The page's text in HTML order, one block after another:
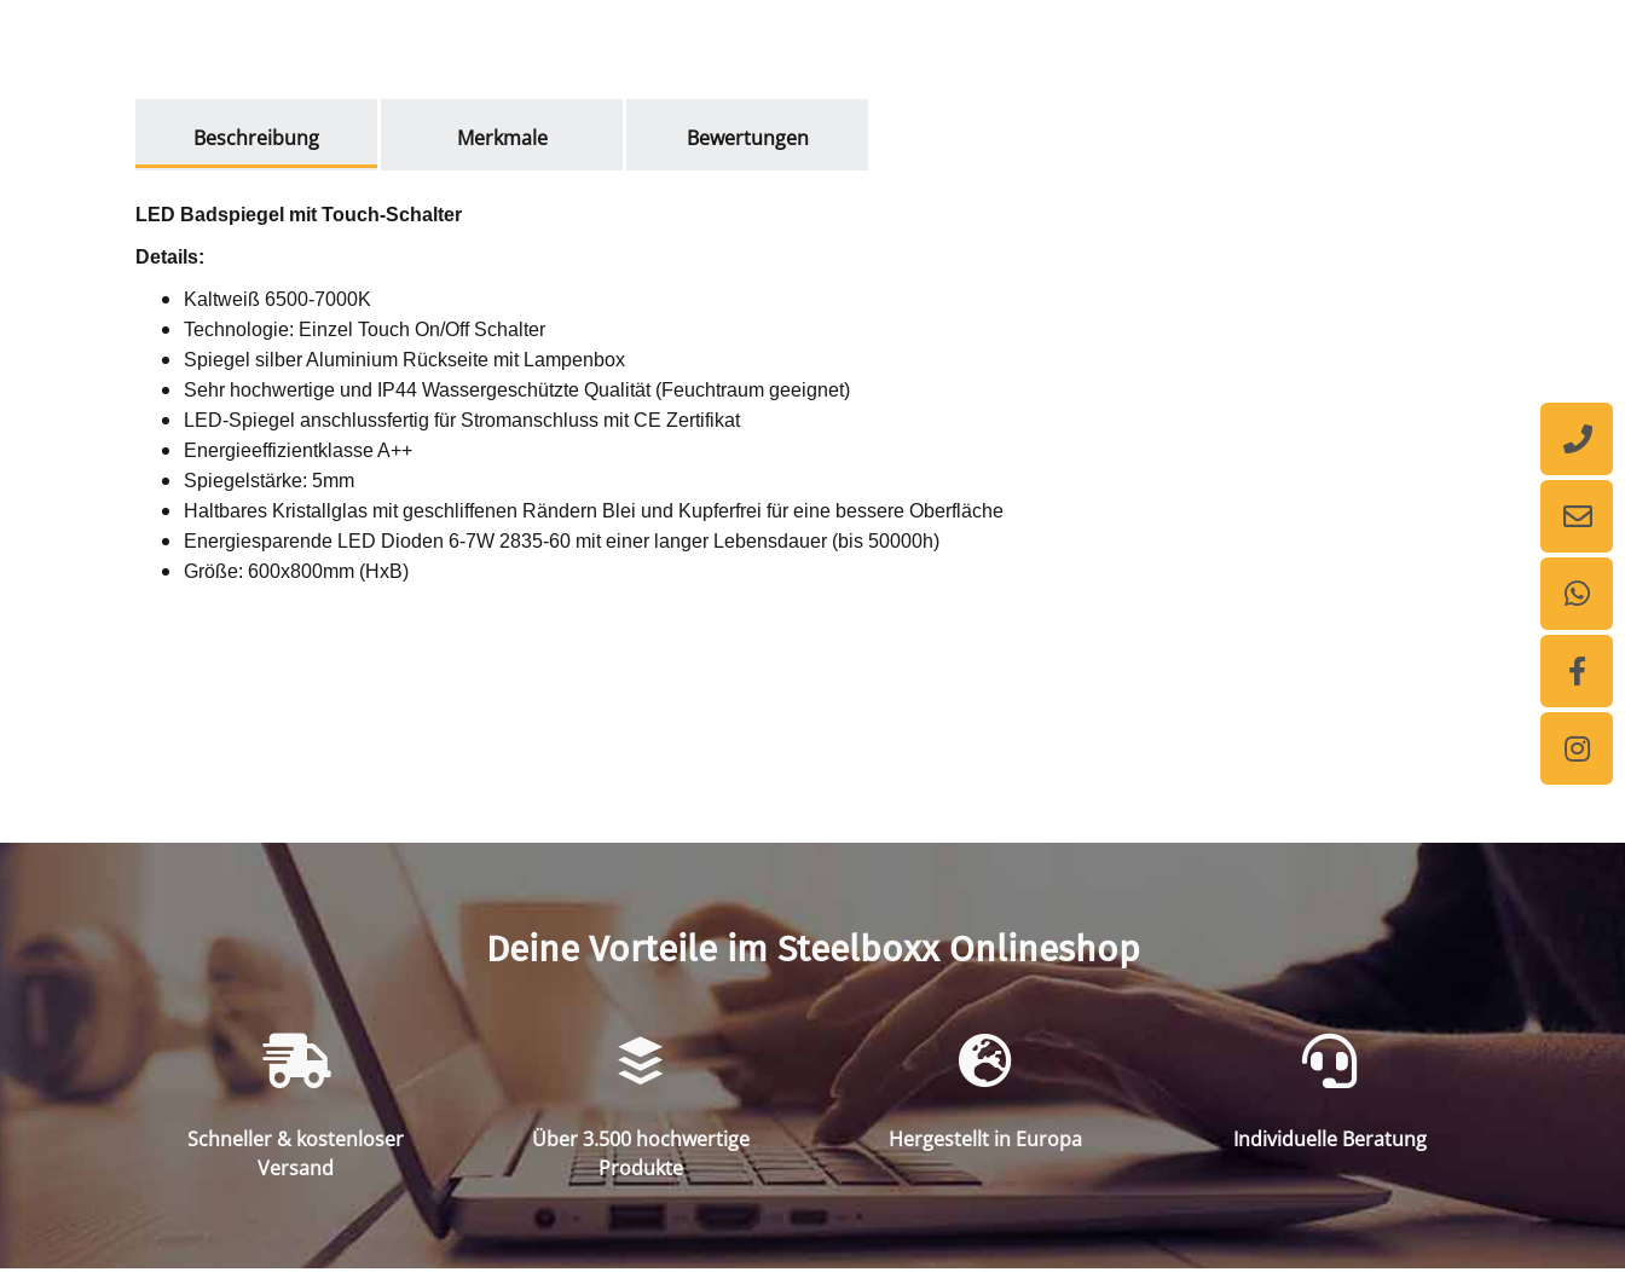
Beschreibung
Merkmale Bewertungen
LED Badspiegel mit Touch-Schalter
Details:
Kaltweiß 6500-7000K
Technologie: Einzel Touch On/Off Schalter
Spiegel silber Aluminium Rückseite mit Lampenbox
Sehr hochwertige und IP44 Wassergeschützte Qualität (Feuchtraum geeignet)
LED-Spiegel anschlussfertig für Stromanschluss mit CE Zertifikat
Energieeffizientklasse A++
Spiegelstärke: 5mm
Haltbares Kristallglas mit geschliffenen Rändern Blei und Kupferfrei für eine bessere Oberfläche
Energiesparende LED Dioden 6-7W 2835-60 mit einer langer Lebensdauer (bis 50000h)
Größe: 600x800mm (HxB)
Deine Vorteile im Steelboxx Onlineshop
Schneller & kostenloser
Versand
Über 3.500 hochwertige
Produkte
Hergestellt in Europa Individuelle Beratung